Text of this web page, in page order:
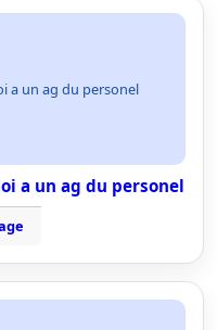
a un ag du personel
a un ag du personel